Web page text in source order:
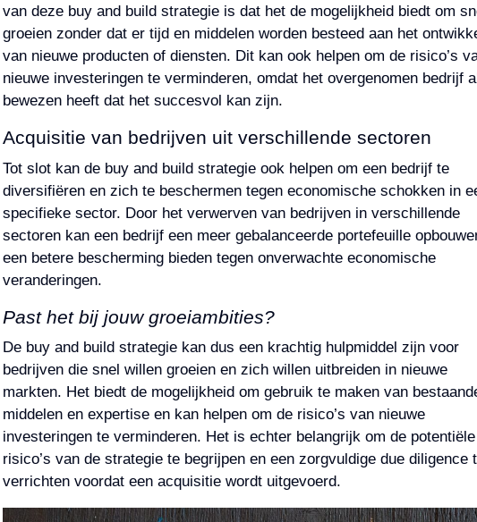
van deze buy and build strategie is dat het de mogelijkheid biedt om
groeien zonder dat er tijd en middelen worden besteed aan het
van nieuwe producten of diensten. Dit kan ook helpen om de risico’s
nieuwe investeringen te verminderen, omdat het overgenomen bedrijf al
bewezen heeft dat het succesvol kan zijn.
Acquisitie van bedrijven uit verschillende sectoren
Tot slot kan de buy and build strategie ook helpen om een bedrijf te
diversifiëren en zich te beschermen tegen economische schokken in
specifieke sector. Door het verwerven van bedrijven in verschillende
sectoren kan een bedrijf een meer gebalanceerde portefeuille
een betere bescherming bieden tegen onverwachte economische
veranderingen.
Past het bij jouw groeiambities?
De buy and build strategie kan dus een krachtig hulpmiddel zijn voor
bedrijven die snel willen groeien en zich willen uitbreiden in nieuwe
markten. Het biedt de mogelijkheid om gebruik te maken van
middelen en expertise en kan helpen om de risico’s van nieuwe
investeringen te verminderen. Het is echter belangrijk om de potentiële
risico’s van de strategie te begrijpen en een zorgvuldige due diligence
verrichten voordat een acquisitie wordt uitgevoerd.